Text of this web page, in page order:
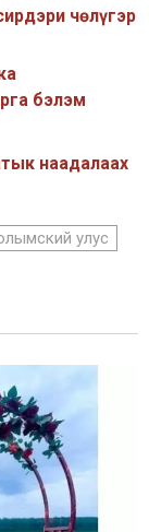
чөлүгэр
бэлэм
наадалаах
улус